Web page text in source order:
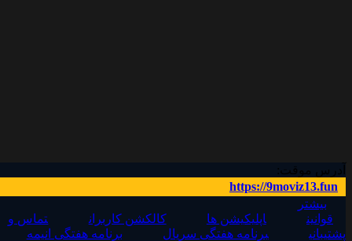
آدرس موقت:
https://9moviz13.fun
بیشتر
قوانین
اپلیکیشن ها کالکشن کاربران
تماس و
پشتیبانی
برنامه هفتگی سریال‌ برنامه هفتگی انیمه